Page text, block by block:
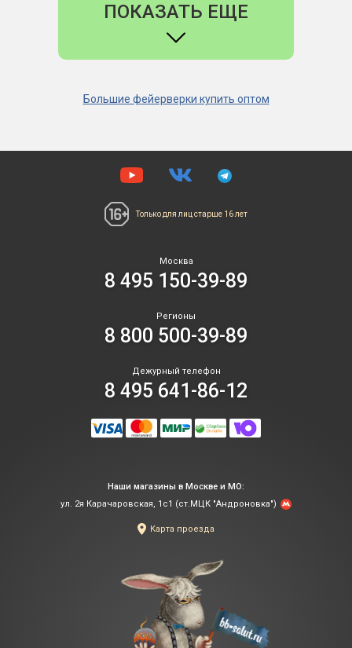
ПОКАЗАТЬ ЕЩЕ
Большие фейерверки купить оптом
Только для лиц старше 16 лет
Москва
8 495 150-39-89
Регионы
8 800 500-39-89
Дежурный телефон
8 495 641-86-12
Наши магазины в Москве и МО:
ул. 2я Карачаровская, 1с1 (ст.МЦК "Андроновка")
Карта проезда